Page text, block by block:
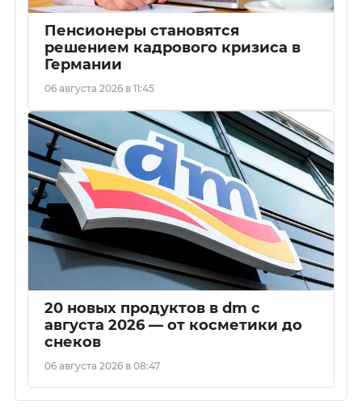
Пенсионеры становятся
решением кадрового кризиса в
Германии
06 августа 2026 в 11:45
20 новых продуктов в dm с
августа 2026 — от косметики до
снеков
06 августа 2026 в 08:47